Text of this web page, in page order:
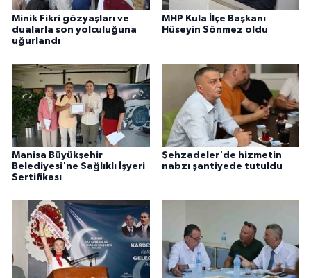
Minik Fikri gözyaşları ve
dualarla son yolculuğuna
uğurlandı
MHP Kula İlçe Başkanı
Hüseyin Sönmez oldu
Manisa Büyükşehir
Belediyesi'ne Sağlıklı İşyeri
Sertifikası
Şehzadeler'de hizmetin
nabzı şantiyede tutuldu